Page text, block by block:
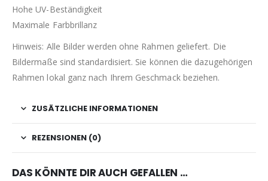
Hohe UV-Beständigkeit
Maximale Farbbrillanz
Hinweis: Alle Bilder werden ohne Rahmen geliefert. Die
Bildermaße sind standardisiert. Sie können die dazugehörigen
Rahmen lokal ganz nach Ihrem Geschmack beziehen.
ZUSÄTZLICHE INFORMATIONEN
REZENSIONEN (0)
DAS KÖNNTE DIR AUCH GEFALLEN …